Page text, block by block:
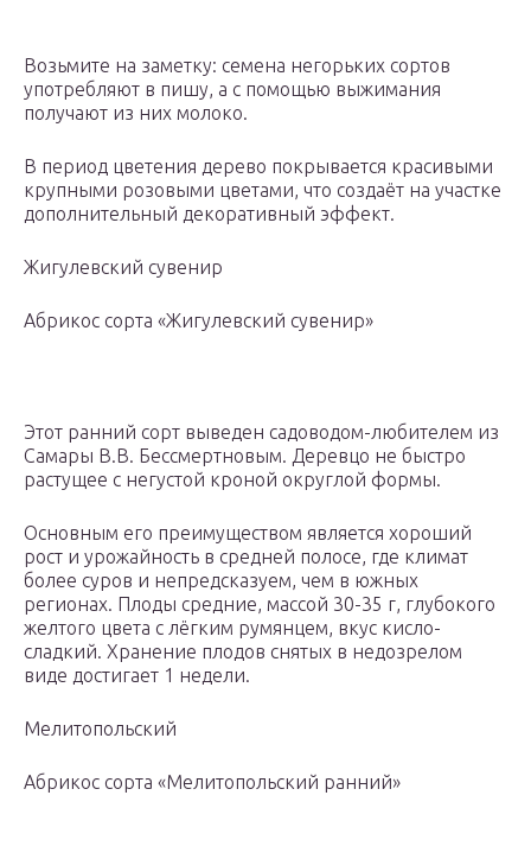
Возьмите на заметку: семена негорьких сортов
употребляют в пишу, а с помощью выжимания
получают из них молоко.
В период цветения дерево покрывается красивыми
крупными розовыми цветами, что создаёт на участке
дополнительный декоративный эффект.
Жигулевский сувенир
Абрикос сорта «Жигулевский сувенир»
Этот ранний сорт выведен садоводом-любителем из
Самары В.В. Бессмертновым. Деревцо не быстро
растущее с негустой кроной округлой формы.
Основным его преимуществом является хороший
рост и урожайность в средней полосе, где климат
более суров и непредсказуем, чем в южных
регионах. Плоды средние, массой 30-35 г, глубокого
желтого цвета с лёгким румянцем, вкус кисло-
сладкий. Хранение плодов снятых в недозрелом
виде достигает 1 недели.
Мелитопольский
Абрикос сорта «Мелитопольский ранний»